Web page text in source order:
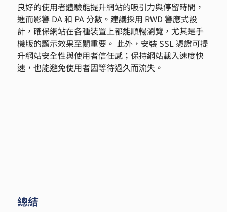
良好的使用者體驗能提升網站的吸引力與停留時間，
進而影響 DA 和 PA 分數。建議採用 RWD 響應式設
計，確保網站在各種裝置上都能順暢瀏覽，尤其是手
機版的顯示效果至關重要。 此外，安裝 SSL 憑證可提
升網站安全性與使用者信任感；保持網站載入速度快
速，也能避免使用者因等待過久而流失。
總結